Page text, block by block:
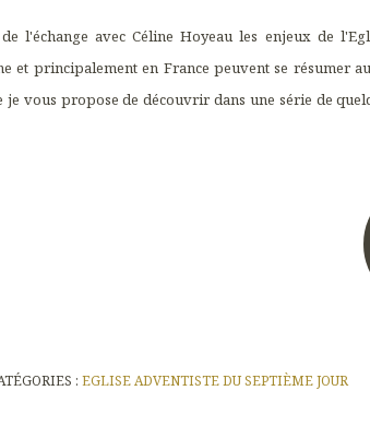
l'échange avec Céline Hoyeau les enjeux de
et principalement en France peuvent se résumer
je vous propose de découvrir dans une série de
: EGLISE ADVENTISTE DU SEPTIÈME JOUR